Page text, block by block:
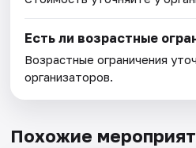
Есть ли возрастные
Возрастные ограничения
организаторов.
Похожие